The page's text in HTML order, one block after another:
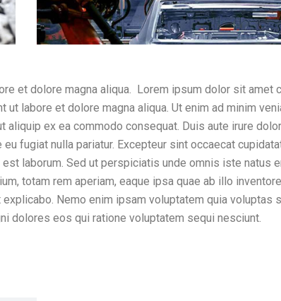
et dolore magna aliqua. Lorem ipsum dolor sit amet
labore et dolore magna aliqua. Ut enim ad minim
aliquip ex ea commodo consequat. Duis aute irure
fugiat nulla pariatur. Excepteur sint occaecat
laborum. Sed ut perspiciatis unde omnis iste natus
totam rem aperiam, eaque ipsa quae ab illo
Nemo enim ipsam voluptatem quia voluptas
dolores eos qui ratione voluptatem sequi nesciunt.